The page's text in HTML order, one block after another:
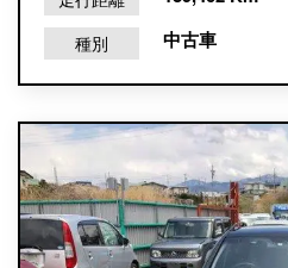
種別 中古車